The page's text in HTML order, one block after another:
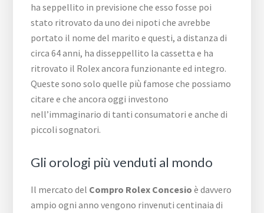
ha seppellito in previsione che esso fosse poi
stato ritrovato da uno dei nipoti che avrebbe
portato il nome del marito e questi, a distanza di
circa 64 anni, ha disseppellito la cassetta e ha
ritrovato il Rolex ancora funzionante ed integro.
Queste sono solo quelle più famose che possiamo
citare e che ancora oggi investono
nell’immaginario di tanti consumatori e anche di
piccoli sognatori.
Gli orologi più venduti al mondo
Il mercato del Compro Rolex Concesio è davvero
ampio ogni anno vengono rinvenuti centinaia di